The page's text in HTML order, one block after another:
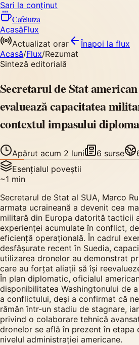
Sari la conținut
Cafelutza
AcasăFlux
Actualizat orar
Înapoi la flux
Acasă/Flux/Rezumat
Sinteză editorială
Secretarul de Stat
evaluează capacitatea
contextul impasului
Apărut acum 2 luni 6 surse
Esențialul poveștii
~1 min
Secretarul de Stat al SUA, Marco
armata ucraineană a devenit cea
militară din Europa datorită tacticii
experienței acumulate în conflict,
eficiență operațională. În cadrul
desfășurate recent în Suedia,
utilizarea dronelor au demonstrat
care au forțat aliații să își
În plan diplomatic, oficialul
disponibilitatea Washingtonului de
a conflictului, deși a confirmat că
rămân într-un stadiu de stagnare,
privind o colaborare tehnică
dronelor se află în prezent în etapa
nivelul administrației americane.